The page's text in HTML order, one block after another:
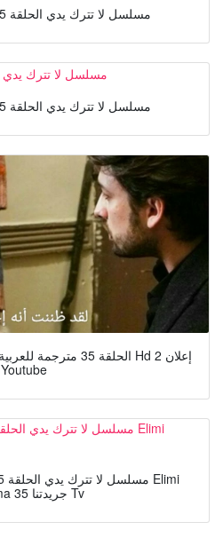
مسلسل لا تترك يدي الحلقة 35 مترجم فاربون نت
مسلسل لا تترك يدي الحلقة 35 مترجم فاربون نت
Youtube
Birakma 35 جريدتنا Tv